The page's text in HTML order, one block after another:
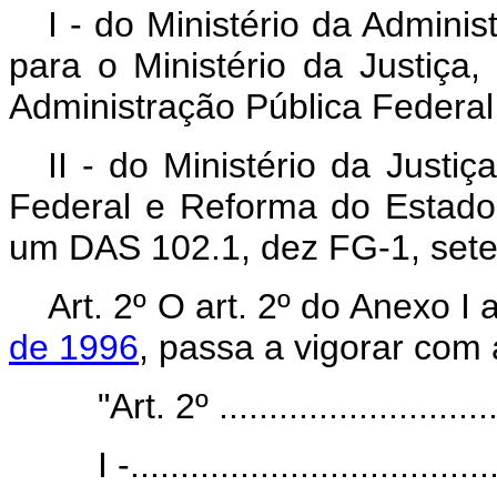
I - do Ministério da
para o Ministério da
Administração Pública
II - do Ministério da
Federal e Reforma do
um DAS 102.1, dez FG-1,
Art. 2º O art. 2º do Anexo I
de 1996, passa a vigorar
"Art. 2º
I -